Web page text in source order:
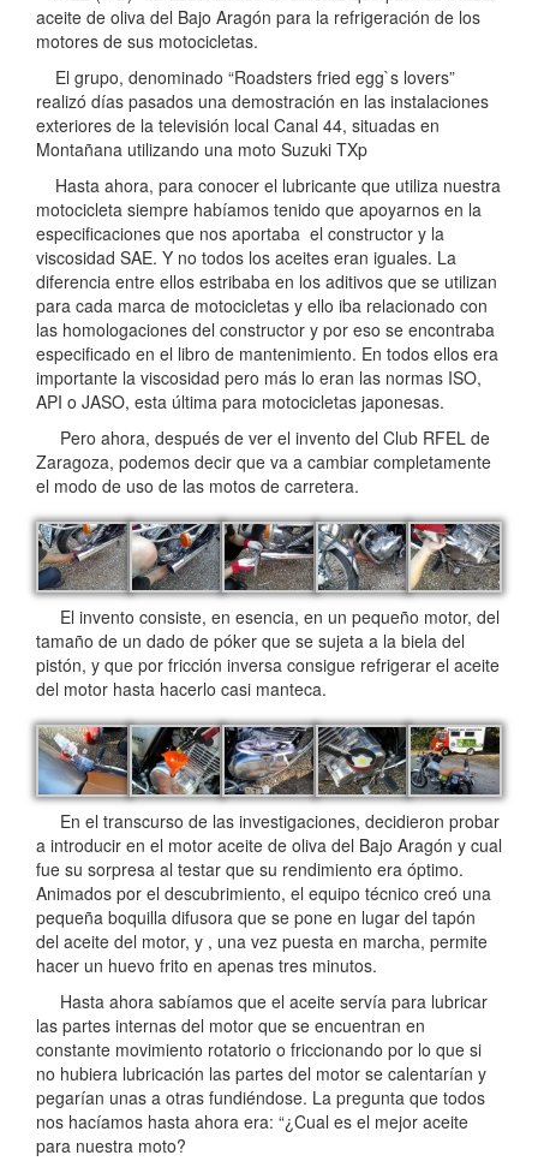
aceite de oliva del Bajo Aragón para la refrigeración de los
motores de sus motocicletas.
El grupo, denominado “Roadsters fried egg`s lovers”
realizó días pasados una demostración en las instalaciones
exteriores de la televisión local Canal 44, situadas en
Montañana utilizando una moto Suzuki TXp
Hasta ahora, para conocer el lubricante que utiliza nuestra
motocicleta siempre habíamos tenido que apoyarnos en la
especificaciones que nos aportaba el constructor y la
viscosidad SAE. Y no todos los aceites eran iguales. La
diferencia entre ellos estribaba en los aditivos que se utilizan
para cada marca de motocicletas y ello iba relacionado con
las homologaciones del constructor y por eso se encontraba
especificado en el libro de mantenimiento. En todos ellos era
importante la viscosidad pero más lo eran las normas ISO,
API o JASO, esta última para motocicletas japonesas.
Pero ahora, después de ver el invento del Club RFEL de
Zaragoza, podemos decir que va a cambiar completamente
el modo de uso de las motos de carretera.
El invento consiste, en esencia, en un pequeño motor, del
tamaño de un dado de póker que se sujeta a la biela del
pistón, y que por fricción inversa consigue refrigerar el aceite
del motor hasta hacerlo casi manteca.
En el transcurso de las investigaciones, decidieron probar
a introducir en el motor aceite de oliva del Bajo Aragón y cual
fue su sorpresa al testar que su rendimiento era óptimo.
Animados por el descubrimiento, el equipo técnico creó una
pequeña boquilla difusora que se pone en lugar del tapón
del aceite del motor, y , una vez puesta en marcha, permite
hacer un huevo frito en apenas tres minutos.
Hasta ahora sabíamos que el aceite servía para lubricar
las partes internas del motor que se encuentran en
constante movimiento rotatorio o friccionando por lo que si
no hubiera lubricación las partes del motor se calentarían y
pegarían unas a otras fundiéndose. La pregunta que todos
nos hacíamos hasta ahora era: “¿Cual es el mejor aceite
para nuestra moto?